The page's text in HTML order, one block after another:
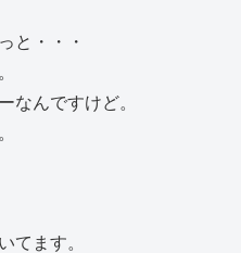
と・・・
なんですけど。
てます。